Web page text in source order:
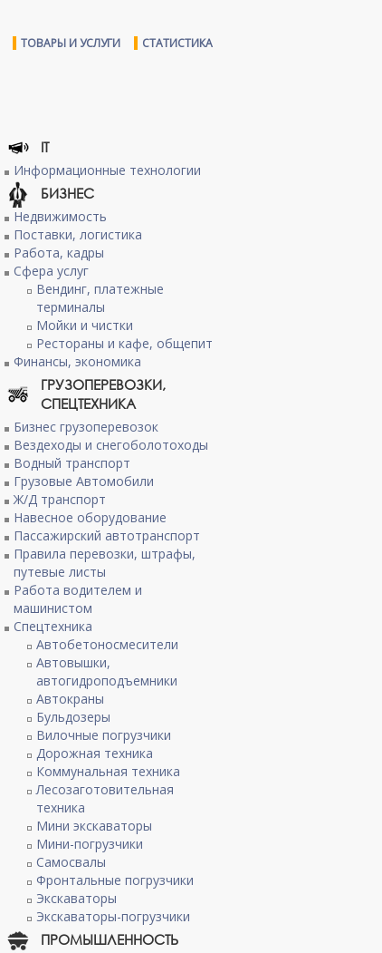
ТОВАРЫ И УСЛУГИ СТАТИСТИКА
IT
Информационные технологии
БИЗНЕС
Недвижимость
Поставки, логистика
Работа, кадры
Сфера услуг
Вендинг, платежные
терминалы
Мойки и чистки
Рестораны и кафе, общепит
Финансы, экономика
ГРУЗОПЕРЕВОЗКИ,
СПЕЦТЕХНИКА
Бизнес грузоперевозок
Вездеходы и снегоболотоходы
Водный транспорт
Грузовые Автомобили
Ж/Д транспорт
Навесное оборудование
Пассажирский автотранспорт
Правила перевозки, штрафы,
путевые листы
Работа водителем и
машинистом
Спецтехника
Автобетоносмесители
Автовышки,
автогидроподъемники
Автокраны
Бульдозеры
Вилочные погрузчики
Дорожная техника
Коммунальная техника
Лесозаготовительная
техника
Мини экскаваторы
Мини-погрузчики
Самосвалы
Фронтальные погрузчики
Экскаваторы
Экскаваторы-погрузчики
ПРОМЫШЛЕННОСТЬ